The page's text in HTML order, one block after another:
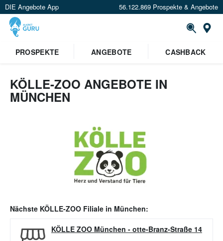
DIE Angebote App 56.122.869 Prospekte & Angebote
PROSPEKTE
ANGEBOTE CASHBACK
KÖLLE-ZOO ANGEBOTE IN
MÜNCHEN
Nächste KÖLLE-ZOO Filiale in München:
KÖLLE ZOO München - otte-Branz-Straße 14